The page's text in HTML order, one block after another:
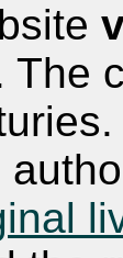
The